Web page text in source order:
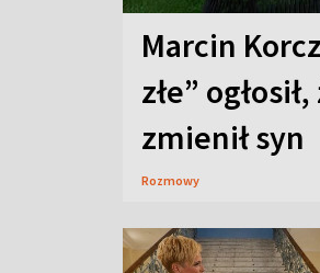
Marcin
złe”
zmienił syn
Rozmowy